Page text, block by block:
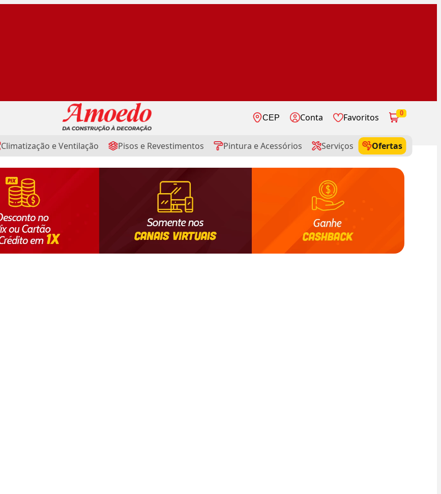
CEP Conta Favoritos 0
Climatização e Ventilação Pisos e Revestimentos Pintura e Acessórios Serviços Ofertas